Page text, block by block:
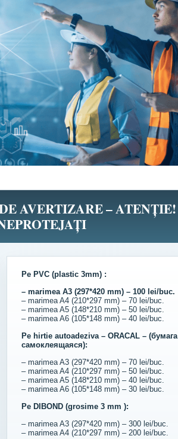
AVERTIZARE – ATENȚIE!
Pe PVC (plastic 3mm) :
– marimea A3 (297*420 mm) – 100 lei/buc.
– marimea A4 (210*297 mm) – 70 lei/buc.
– marimea A5 (148*210 mm) – 50 lei/buc.
– marimea A6 (105*148 mm) – 40 lei/buc.
Pe hirtie autoadeziva – ORACAL – (бумага
самоклеящаяся):
– marimea A3 (297*420 mm) – 70 lei/buc.
– marimea A4 (210*297 mm) – 50 lei/buc.
– marimea A5 (148*210 mm) – 40 lei/buc.
– marimea A6 (105*148 mm) – 30 lei/buc.
Pe DIBOND (grosime 3 mm ):
– marimea A3 (297*420 mm) – 300 lei/buc.
– marimea A4 (210*297 mm) – 200 lei/buc.